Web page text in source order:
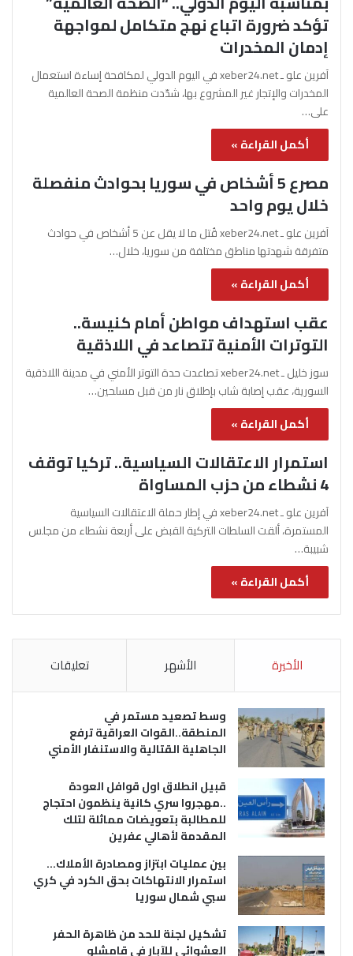
تؤكد ضرورة اتباع نهج متكامل لمواجهة
إدمان المخدرات
آفرين علو ـ xeber24.net في اليوم الدولي لمكافحة إساءة استعمال
المخدرات والإتجار غير المشروع بها، شدّدت منظمة الصحة العالمية
على…
أكمل القراءة »
مصرع 5 أشخاص في سوريا بحوادث منفصلة
خلال يوم واحد
آفرين علو ـ xeber24.net قُتل ما لا يقل عن 5 أشخاص في حوادث
متفرقة شهدتها مناطق مختلفة من سوريا، خلال…
أكمل القراءة »
عقب استهداف مواطن أمام كنيسة..
التوترات الأمنية تتصاعد في اللاذقية
سوز خليل ـ xeber24.net تصاعدت حدة التوتر الأمني في مدينة اللاذقية
السورية، عقب إصابة شاب بإطلاق نار من قبل مسلحين…
أكمل القراءة »
استمرار الاعتقالات السياسية.. تركيا توقف
4 نشطاء من حزب المساواة
آفرين علو ـ xeber24.net في إطار حملة الاعتقالات السياسية
المستمرة، ألقت السلطات التركية القبض على أربعة نشطاء من مجلس
شبيبة…
أكمل القراءة »
الأخيرة الأشهر تعليقات
وسط تصعيد مستمر في
المنطقة..القوات العراقية ترفع
الجاهلية القتالية والاستنفار الأمني
قبيل انطلاق اول قوافل العودة
..مهجروا سري كانية ينظمون احتجاج
للمطالبة بتعويضات مماثلة لتلك
المقدمة لأهالي عفرين
بين عمليات ابتزاز ومصادرة الأملاك…
استمرار الانتهاكات بحق الكرد في كري
سبي شمال سوريا
تشكيل لجنة للحد من ظاهرة الحفر
العشوائي للآبار في قامشلو